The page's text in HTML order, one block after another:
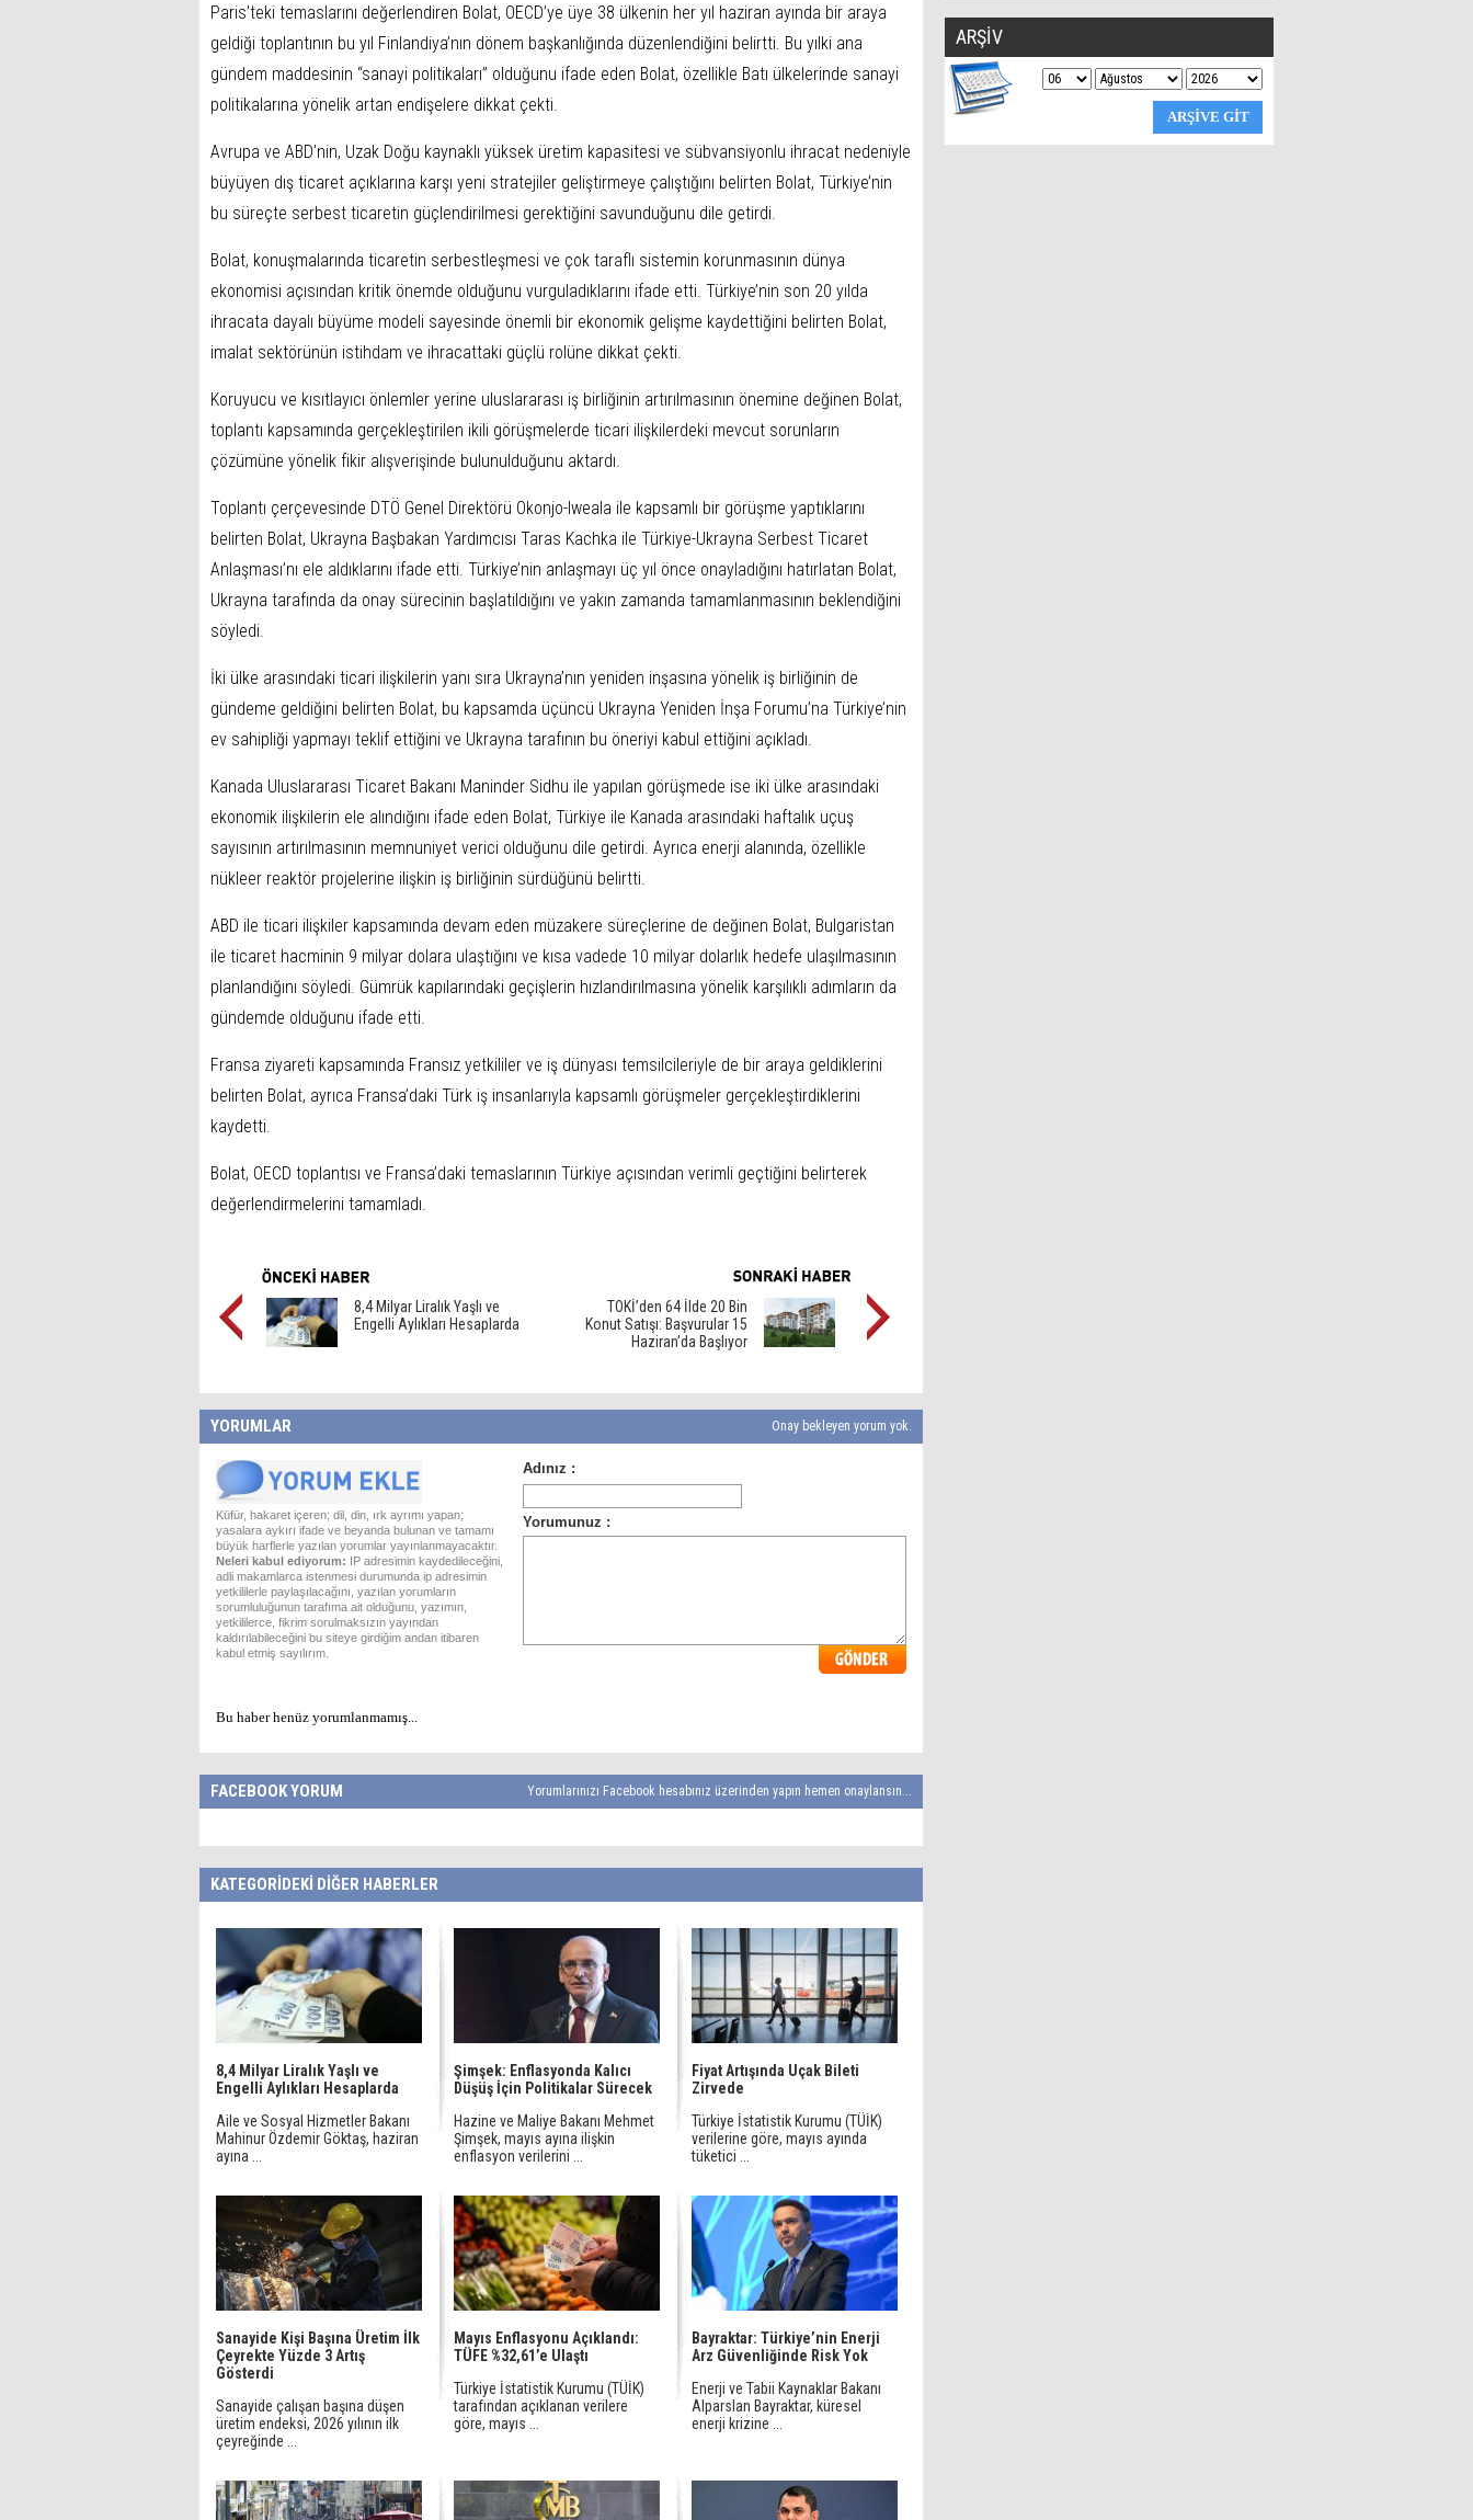
Paris’teki temaslarını değerlendiren Bolat, OECD’ye üye 38 ülkenin her yıl haziran ayında bir araya
geldiği toplantının bu yıl Finlandiya’nın dönem başkanlığında düzenlendiğini belirtti. Bu yılki ana
gündem maddesinin “sanayi politikaları” olduğunu ifade eden Bolat, özellikle Batı ülkelerinde sanayi
politikalarına yönelik artan endişelere dikkat çekti.
Avrupa ve ABD’nin, Uzak Doğu kaynaklı yüksek üretim kapasitesi ve sübvansiyonlu ihracat nedeniyle
büyüyen dış ticaret açıklarına karşı yeni stratejiler geliştirmeye çalıştığını belirten Bolat, Türkiye’nin
bu süreçte serbest ticaretin güçlendirilmesi gerektiğini savunduğunu dile getirdi.
Bolat, konuşmalarında ticaretin serbestleşmesi ve çok taraflı sistemin korunmasının dünya
ekonomisi açısından kritik önemde olduğunu vurguladıklarını ifade etti. Türkiye’nin son 20 yılda
ihracata dayalı büyüme modeli sayesinde önemli bir ekonomik gelişme kaydettiğini belirten Bolat,
imalat sektörünün istihdam ve ihracattaki güçlü rolüne dikkat çekti.
Koruyucu ve kısıtlayıcı önlemler yerine uluslararası iş birliğinin artırılmasının önemine değinen Bolat,
toplantı kapsamında gerçekleştirilen ikili görüşmelerde ticari ilişkilerdeki mevcut sorunların
çözümüne yönelik fikir alışverişinde bulunulduğunu aktardı.
Toplantı çerçevesinde DTÖ Genel Direktörü Okonjo-Iweala ile kapsamlı bir görüşme yaptıklarını
belirten Bolat, Ukrayna Başbakan Yardımcısı Taras Kachka ile Türkiye-Ukrayna Serbest Ticaret
Anlaşması’nı ele aldıklarını ifade etti. Türkiye’nin anlaşmayı üç yıl önce onayladığını hatırlatan Bolat,
Ukrayna tarafında da onay sürecinin başlatıldığını ve yakın zamanda tamamlanmasının beklendiğini
söyledi.
İki ülke arasındaki ticari ilişkilerin yanı sıra Ukrayna’nın yeniden inşasına yönelik iş birliğinin de
gündeme geldiğini belirten Bolat, bu kapsamda üçüncü Ukrayna Yeniden İnşa Forumu’na Türkiye’nin
ev sahipliği yapmayı teklif ettiğini ve Ukrayna tarafının bu öneriyi kabul ettiğini açıkladı.
Kanada Uluslararası Ticaret Bakanı Maninder Sidhu ile yapılan görüşmede ise iki ülke arasındaki
ekonomik ilişkilerin ele alındığını ifade eden Bolat, Türkiye ile Kanada arasındaki haftalık uçuş
sayısının artırılmasının memnuniyet verici olduğunu dile getirdi. Ayrıca enerji alanında, özellikle
nükleer reaktör projelerine ilişkin iş birliğinin sürdüğünü belirtti.
ABD ile ticari ilişkiler kapsamında devam eden müzakere süreçlerine de değinen Bolat, Bulgaristan
ile ticaret hacminin 9 milyar dolara ulaştığını ve kısa vadede 10 milyar dolarlık hedefe ulaşılmasının
planlandığını söyledi. Gümrük kapılarındaki geçişlerin hızlandırılmasına yönelik karşılıklı adımların da
gündemde olduğunu ifade etti.
Fransa ziyareti kapsamında Fransız yetkililer ve iş dünyası temsilcileriyle de bir araya geldiklerini
belirten Bolat, ayrıca Fransa’daki Türk iş insanlarıyla kapsamlı görüşmeler gerçekleştirdiklerini
kaydetti.
Bolat, OECD toplantısı ve Fransa’daki temaslarının Türkiye açısından verimli geçtiğini belirterek
değerlendirmelerini tamamladı.
8,4 Milyar Liralık Yaşlı ve
Engelli Aylıkları Hesaplarda
TOKİ’den 64 İlde 20 Bin
Konut Satışı: Başvurular 15
Haziran’da Başlıyor
YORUMLAR Onay bekleyen yorum yok.
Küfür, hakaret içeren; dil, din, ırk ayrımı yapan;
yasalara aykırı ifade ve beyanda bulunan ve tamamı
büyük harflerle yazılan yorumlar yayınlanmayacaktır.
Neleri kabul ediyorum: IP adresimin kaydedileceğini,
adli makamlarca istenmesi durumunda ip adresimin
yetkililerle paylaşılacağını, yazılan yorumların
sorumluluğunun tarafıma ait olduğunu, yazımın,
yetkililerce, fikrim sorulmaksızın yayından
kaldırılabileceğini bu siteye girdiğim andan itibaren
kabul etmiş sayılırım.
Bu haber henüz yorumlanmamış...
FACEBOOK YORUM Yorumlarınızı Facebook hesabınız üzerinden yapın hemen onaylansın...
KATEGORİDEKİ DİĞER HABERLER
8,4 Milyar Liralık Yaşlı ve
Engelli Aylıkları Hesaplarda
Aile ve Sosyal Hizmetler Bakanı
Mahinur Özdemir Göktaş, haziran
ayına ...
Şimşek: Enflasyonda Kalıcı
Düşüş İçin Politikalar Sürecek
Hazine ve Maliye Bakanı Mehmet
Şimşek, mayıs ayına ilişkin
enflasyon verilerini ...
Fiyat Artışında Uçak Bileti
Zirvede
Türkiye İstatistik Kurumu (TÜİK)
verilerine göre, mayıs ayında
tüketici ...
Sanayide Kişi Başına Üretim İlk
Çeyrekte Yüzde 3 Artış
Gösterdi
Sanayide çalışan başına düşen
üretim endeksi, 2026 yılının ilk
çeyreğinde ...
Mayıs Enflasyonu Açıklandı:
TÜFE %32,61’e Ulaştı
Türkiye İstatistik Kurumu (TÜİK)
tarafından açıklanan verilere
göre, mayıs ...
Bayraktar: Türkiye’nin Enerji
Arz Güvenliğinde Risk Yok
Enerji ve Tabii Kaynaklar Bakanı
Alparslan Bayraktar, küresel
enerji krizine ...
ARŞİV